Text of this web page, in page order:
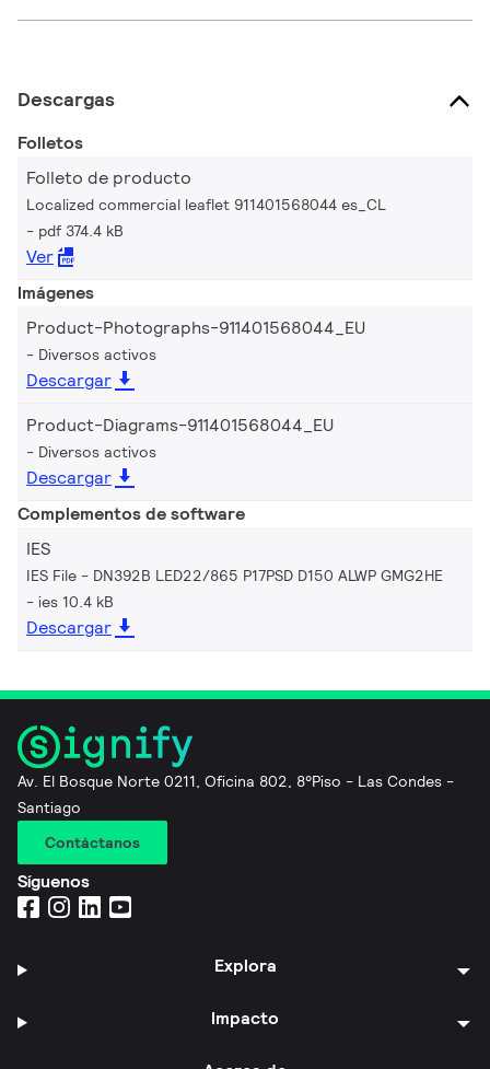
Descargas
Folletos
Folleto de producto
Localized commercial leaflet 911401568044 es_CL
pdf 374.4 kB
Ver
Imágenes
Product-Photographs-911401568044_EU
Diversos activos
Descargar
Product-Diagrams-911401568044_EU
Diversos activos
Descargar
Complementos de software
IES
IES File - DN392B LED22/865 P17PSD D150 ALWP GMG2HE
ies 10.4 kB
Descargar
Av. El Bosque Norte 0211, Oficina 802, 8°Piso - Las Condes -
Santiago
Contáctanos
Síguenos
Explora
Impacto